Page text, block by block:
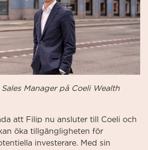
Sales Manager på Coeli Wealth
att Filip nu ansluter till Coeli och
öka tillgängligheten för
investerare. Med sin